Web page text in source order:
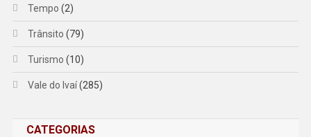
Tempo (2)
Trânsito (79)
Turismo (10)
Vale do Ivaí(285)
CATEGORIAS